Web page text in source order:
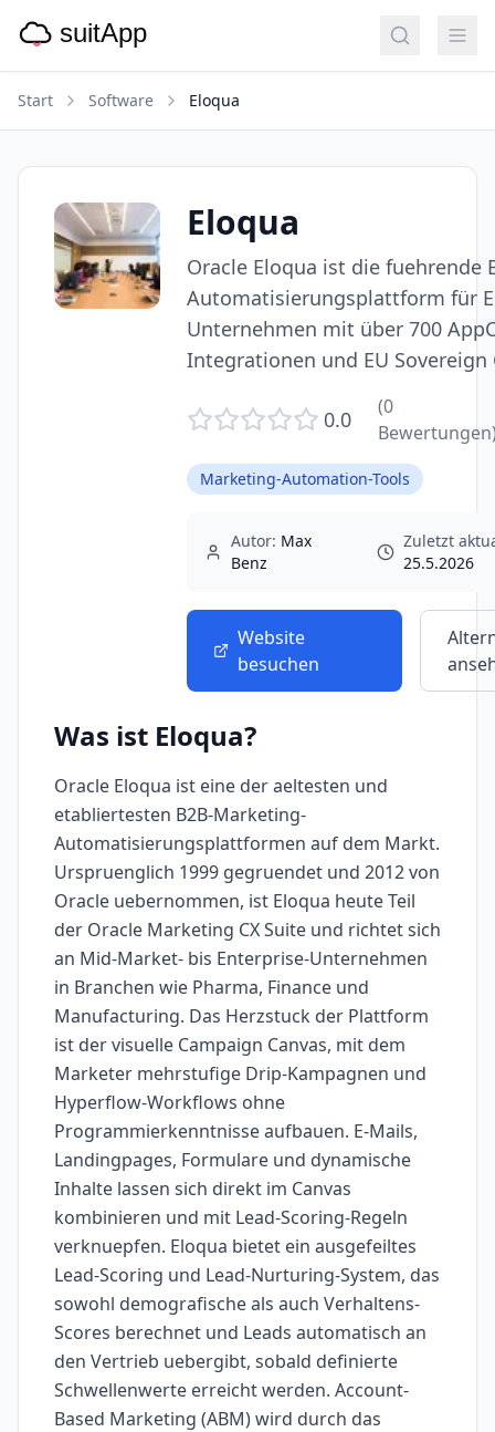
Start Software Eloqua
Eloqua
Oracle Eloqua ist die fuehrende
Automatisierungsplattform für
Unternehmen mit über 700
Integrationen und EU Sovereign
0.0 (0
Marketing-Automation-Tools
Autor: Max
Benz
Zuletzt
25.5.2026
Website
besuchen
Was ist Eloqua?
Oracle Eloqua ist eine der aeltesten und
etabliertesten B2B-Marketing-
Automatisierungsplattformen auf dem Markt.
Urspruenglich 1999 gegruendet und 2012 von
Oracle uebernommen, ist Eloqua heute Teil
der Oracle Marketing CX Suite und richtet sich
an Mid-Market- bis Enterprise-Unternehmen
in Branchen wie Pharma, Finance und
Manufacturing. Das Herzstuck der Plattform
ist der visuelle Campaign Canvas, mit dem
Marketer mehrstufige Drip-Kampagnen und
Hyperflow-Workflows ohne
Programmierkenntnisse aufbauen. E-Mails,
Landingpages, Formulare und dynamische
Inhalte lassen sich direkt im Canvas
kombinieren und mit Lead-Scoring-Regeln
verknuepfen. Eloqua bietet ein ausgefeiltes
Lead-Scoring und Lead-Nurturing-System, das
sowohl demografische als auch Verhaltens-
Scores berechnet und Leads automatisch an
den Vertrieb uebergibt, sobald definierte
Schwellenwerte erreicht werden. Account-
Based Marketing (ABM) wird durch das